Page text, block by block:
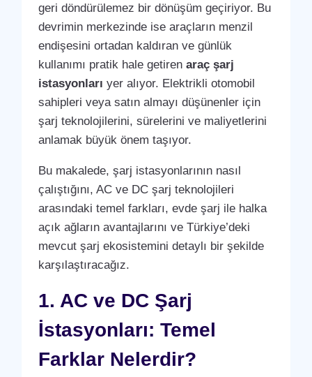
geri döndürülemez bir dönüşüm geçiriyor. Bu
devrimin merkezinde ise araçların menzil
endişesini ortadan kaldıran ve günlük
kullanımı pratik hale getiren araç şarj
istasyonları yer alıyor. Elektrikli otomobil
sahipleri veya satın almayı düşünenler için
şarj teknolojilerini, sürelerini ve maliyetlerini
anlamak büyük önem taşıyor.
Bu makalede, şarj istasyonlarının nasıl
çalıştığını, AC ve DC şarj teknolojileri
arasındaki temel farkları, evde şarj ile halka
açık ağların avantajlarını ve Türkiye’deki
mevcut şarj ekosistemini detaylı bir şekilde
karşılaştıracağız.
1. AC ve DC Şarj
İstasyonları: Temel
Farklar Nelerdir?